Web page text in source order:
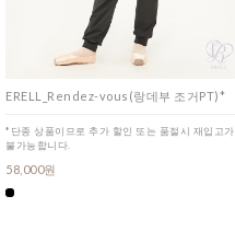
ERELL_Rendez-vous(랑데부 조거PT)*
*단종 상품이므로 추가 할인 또는 품절시 재입고가
불가능합니다.
58,000원